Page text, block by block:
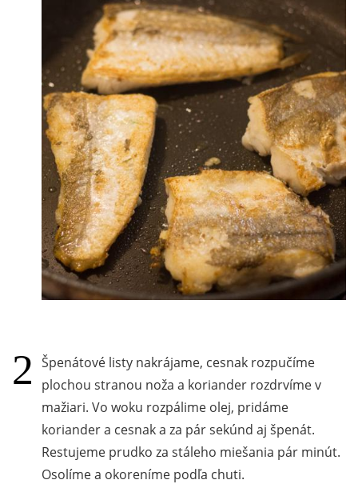
Špenátové listy nakrájame, cesnak rozpučíme
plochou stranou noža a koriander rozdrvíme v
mažiari. Vo woku rozpálime olej, pridáme
koriander a cesnak a za pár sekúnd aj špenát.
Restujeme prudko za stáleho miešania pár minút.
Osolíme a okoreníme podľa chuti.